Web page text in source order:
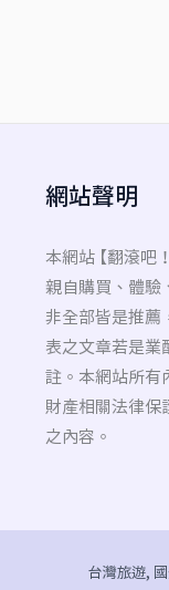
網站聲明
本網站 【翻滾吧
親自購買、體驗
非全部皆是推薦
表之文章若是業
註。本網站所有
財產相關法律保
之內容。
台灣旅遊,